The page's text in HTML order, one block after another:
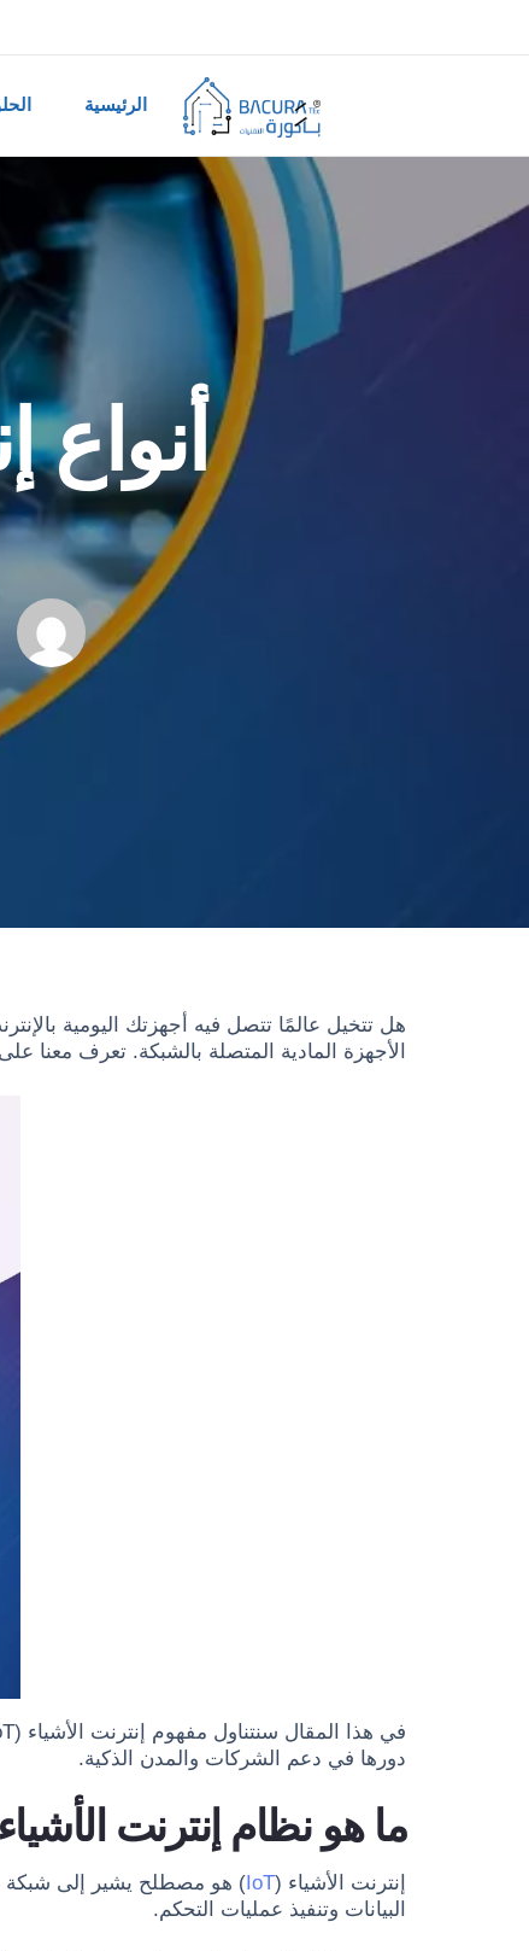
الرئيسية
أنواع
الأجهزة المادية المتصلة بالشبكة. تعرف معنا على
دورها في دعم الشركات والمدن الذكية.
ما هو نظام إنترنت
إنترنت الأشياء (IoT ) هو مصطلح يشير إلى شبكة
البيانات وتنفيذ عمليات التحكم.